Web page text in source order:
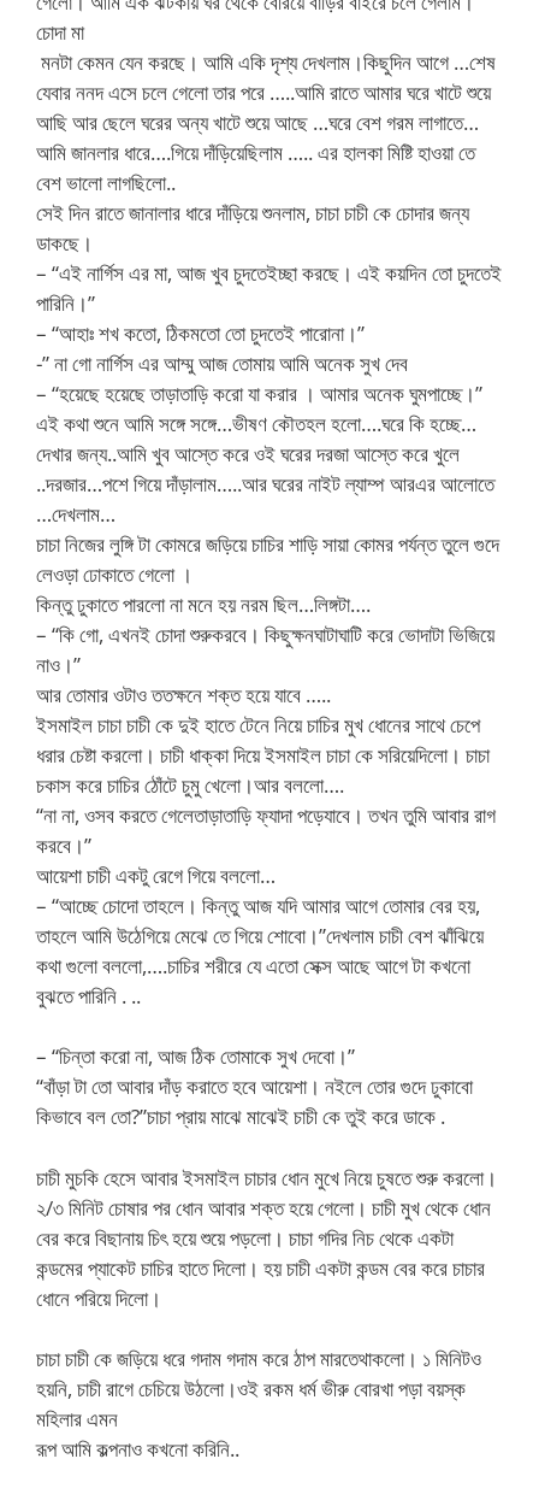
চোদা মা
মনটা কেমন যেন করছে। আমি একি দৃশ্য দেখলাম।কিছুদিন আগে …শেষ
যেবার ননদ এসে চলে গেলো তার পরে …..আমি রাতে আমার ঘরে খাটে শুয়ে
আছি আর ছেলে ঘরের অন্য খাটে শুয়ে আছে …ঘরে বেশ গরম লাগাতে…
আমি জানলার ধারে….গিয়ে দাঁড়িয়েছিলাম ….. এর হালকা মিষ্টি হাওয়া তে
বেশ ভালো লাগছিলো..
সেই দিন রাতে জানালার ধারে দাঁড়িয়ে শুনলাম, চাচা চাচী কে চোদার জন্য
ডাকছে।
– “এই নার্গিস এর মা, আজ খুব চুদতেইচ্ছা করছে। এই কয়দিন তো চুদতেই
পারিনি।”
– “আহাঃ শখ কতো, ঠিকমতো তো চুদতেই পারোনা।”
-” না গো নার্গিস এর আম্মু আজ তোমায় আমি অনেক সুখ দেব
– “হয়েছে হয়েছে তাড়াতাড়ি করো যা করার । আমার অনেক ঘুমপাচ্ছে।”
এই কথা শুনে আমি সঙ্গে সঙ্গে…ভীষণ কৌতহল হলো….ঘরে কি হচ্ছে…
দেখার জন্য..আমি খুব আস্তে করে ওই ঘরের দরজা আস্তে করে খুলে
..দরজার…পশে গিয়ে দাঁড়ালাম…..আর ঘরের নাইট ল্যাম্প আরএর আলোতে
…দেখলাম…
চাচা নিজের লুঙ্গি টা কোমরে জড়িয়ে চাচির শাড়ি সায়া কোমর পর্যন্ত তুলে গুদে
লেওড়া ঢোকাতে গেলো ।
কিন্তু ঢুকাতে পারলো না মনে হয় নরম ছিল…লিঙ্গটা….
– “কি গো, এখনই চোদা শুরুকরবে। কিছুক্ষনঘাটাঘাটি করে ভোদাটা ভিজিয়ে
নাও।”
আর তোমার ওটাও ততক্ষনে শক্ত হয়ে যাবে …..
ইসমাইল চাচা চাচী কে দুই হাতে টেনে নিয়ে চাচির মুখ ধোনের সাথে চেপে
ধরার চেষ্টা করলো। চাচী ধাক্কা দিয়ে ইসমাইল চাচা কে সরিয়েদিলো। চাচা
চকাস করে চাচির ঠোঁটে চুমু খেলো।আর বললো….
“না না, ওসব করতে গেলেতাড়াতাড়ি ফ্যাদা পড়েযাবে। তখন তুমি আবার রাগ
করবে।”
আয়েশা চাচী একটু রেগে গিয়ে বললো…
– “আচ্ছে চোদো তাহলে। কিন্তু আজ যদি আমার আগে তোমার বের হয়,
তাহলে আমি উঠেগিয়ে মেঝে তে গিয়ে শোবো।”দেখলাম চাচী বেশ ঝাঁঝিয়ে
কথা গুলো বললো,….চাচির শরীরে যে এতো সেক্স আছে আগে টা কখনো
বুঝতে পারিনি . ..
– “চিন্তা করো না, আজ ঠিক তোমাকে সুখ দেবো।”
“বাঁড়া টা তো আবার দাঁড় করাতে হবে আয়েশা। নইলে তোর গুদে ঢুকাবো
কিভাবে বল তো?”চাচা প্রায় মাঝে মাঝেই চাচী কে তুই করে ডাকে .
চাচী মুচকি হেসে আবার ইসমাইল চাচার ধোন মুখে নিয়ে চুষতে শুরু করলো।
২/৩ মিনিট চোষার পর ধোন আবার শক্ত হয়ে গেলো। চাচী মুখ থেকে ধোন
বের করে বিছানায় চিৎ হয়ে শুয়ে পড়লো। চাচা গদির নিচ থেকে একটা
কন্ডমের প্যাকেট চাচির হাতে দিলো। হয় চাচী একটা কন্ডম বের করে চাচার
ধোনে পরিয়ে দিলো।
চাচা চাচী কে জড়িয়ে ধরে গদাম গদাম করে ঠাপ মারতেথাকলো। ১ মিনিটও
হয়নি, চাচী রাগে চেচিয়ে উঠলো।ওই রকম ধর্ম ভীরু বোরখা পড়া বয়স্ক
মহিলার এমন
রূপ আমি কল্পনাও কখনো করিনি..